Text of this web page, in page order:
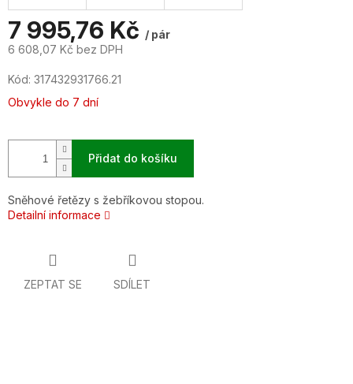
7 995,76 Kč / pár
6 608,07 Kč bez DPH
cena:
Kód: 317432931766.21
Obvykle do 7 dní
Přidat do košíku
Sněhové řetězy s žebříkovou stopou.
Detailní informace
ZEPTAT SE SDÍLET